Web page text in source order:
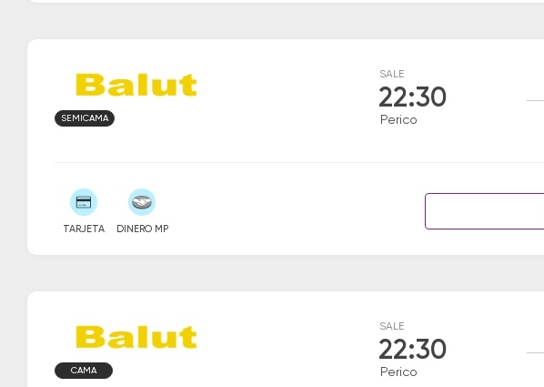
SALE
22:30
Perico
SEMICAMA
TARJETA DINERO MP
SALE
22:30
Perico
CAMA